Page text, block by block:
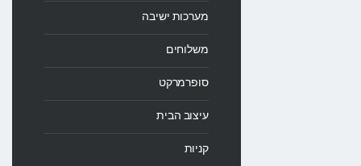
מערכות ישיבה
משלוחים
סופרמרקט
עיצוב הבית
קניות